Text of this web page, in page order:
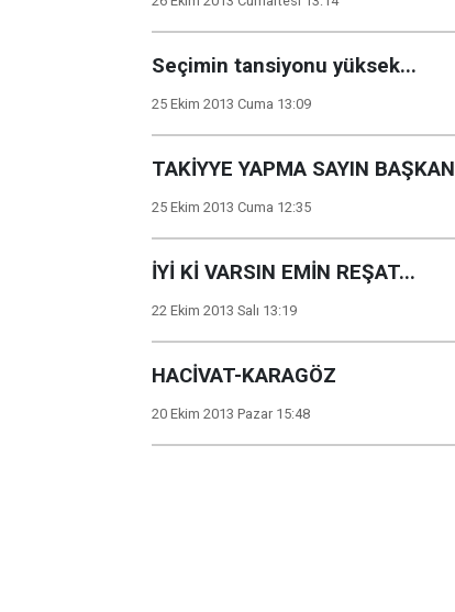
Seçimin tansiyonu yüksek...
25 Ekim 2013 Cuma 13:09
TAKİYYE YAPMA SAYIN BAŞKAN
25 Ekim 2013 Cuma 12:35
İYİ Kİ VARSIN EMİN REŞAT...
22 Ekim 2013 Salı 13:19
HACİVAT-KARAGÖZ
20 Ekim 2013 Pazar 15:48